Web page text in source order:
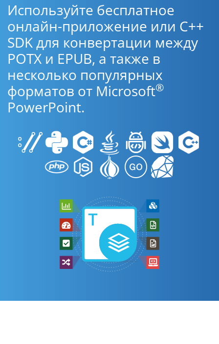
Используйте бесплатное
онлайн-приложение или C++
SDK для конвертации между
POTX и EPUB, а также в
несколько популярных
форматов от Microsoft®
PowerPoint.